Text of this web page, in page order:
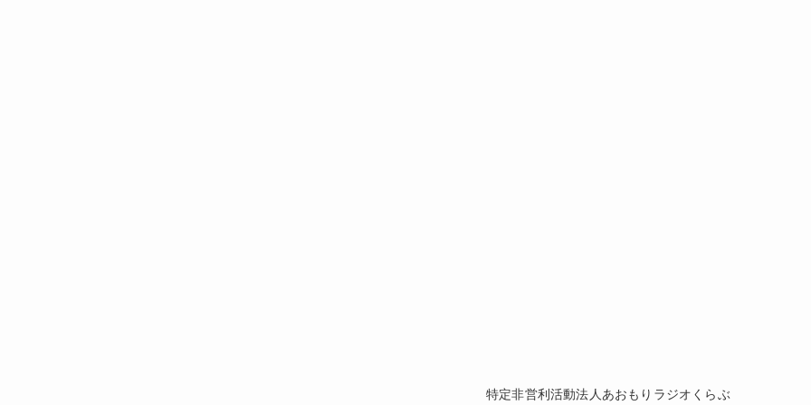
特定非営利活動法人あおもりラジオくらぶ